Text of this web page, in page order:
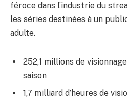
féroce dans l’industrie du
les séries destinées à un
adulte.
252,1 millions de
saison
1,7 milliard d’heures de